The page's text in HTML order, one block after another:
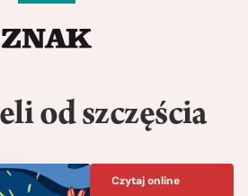
od szczęścia
Czytaj online